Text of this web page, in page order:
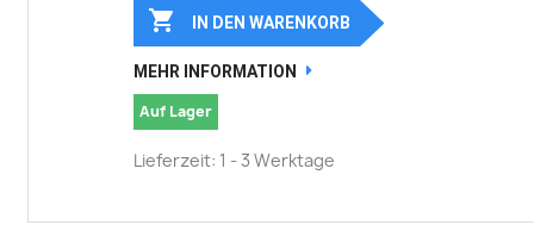
 IN DEN WARENKORB
MEHR INFORMATION
Auf Lager
Lieferzeit: 1 - 3 Werktage